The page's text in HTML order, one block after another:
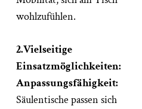
wohlzufühlen.
2.Vielseitige
Einsatzmöglichkeiten:
Anpassungsfähigkeit:
Säulentische passen sich